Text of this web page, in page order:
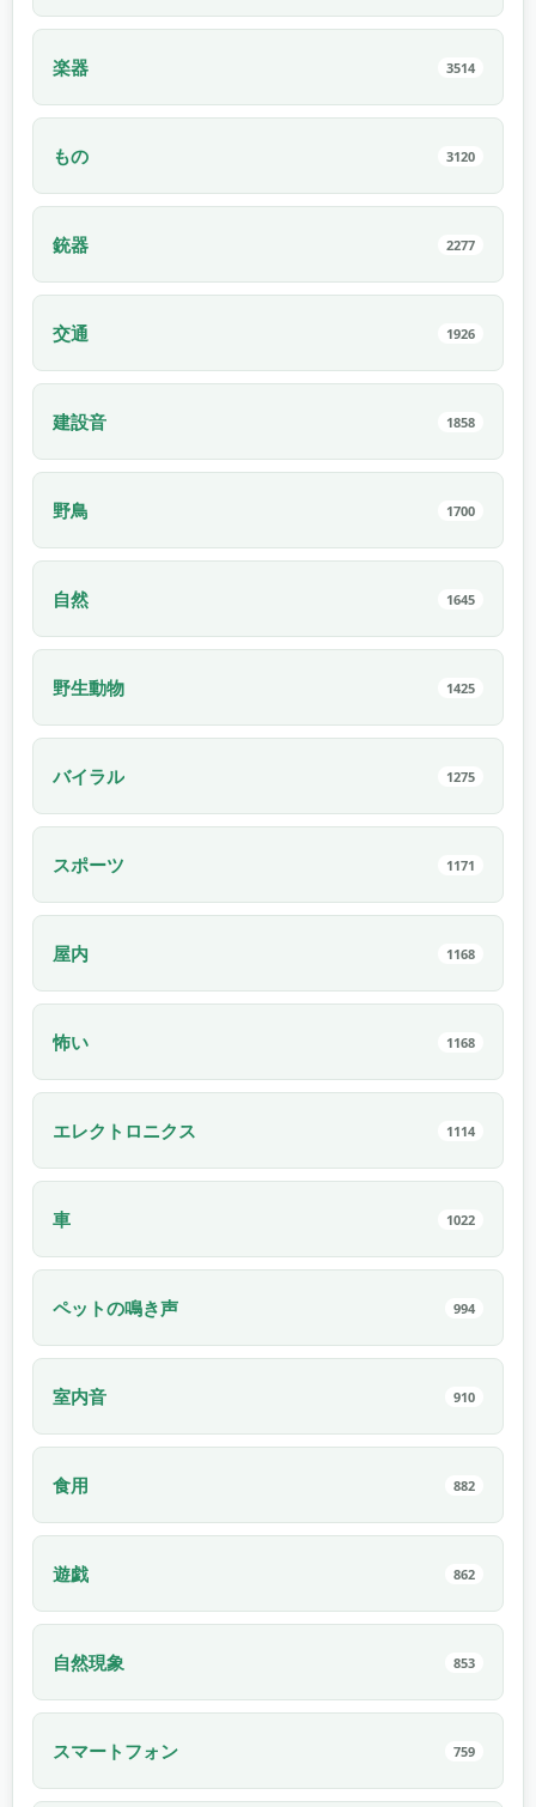
楽器 3514
もの 3120
銃器 2277
交通 1926
建設音 1858
野鳥 1700
自然 1645
野生動物 1425
バイラル 1275
スポーツ 1171
屋内 1168
怖い 1168
エレクトロニクス 1114
車 1022
ペットの鳴き声 994
室内音 910
食用 882
遊戯 862
自然現象 853
スマートフォン 759